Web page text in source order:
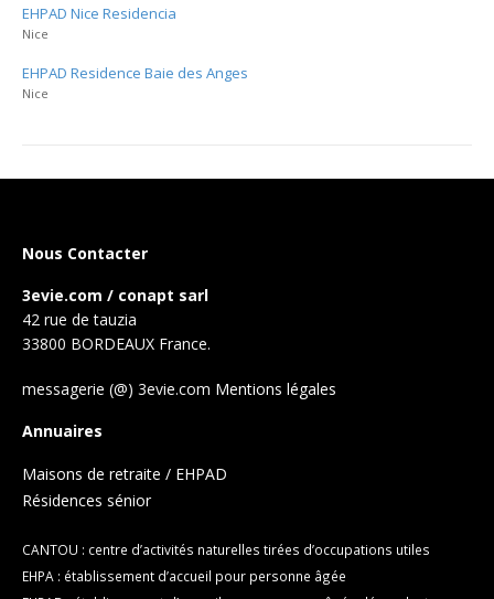
EHPAD Nice Residencia
Nice
EHPAD Residence Baie des Anges
Nice
Nous Contacter
3evie.com / conapt sarl
42 rue de tauzia
33800 BORDEAUX France.
messagerie (@) 3evie.com Mentions légales
Annuaires
Maisons de retraite / EHPAD
Résidences sénior
CANTOU : centre d’activités naturelles tirées d’occupations utiles
EHPA : établissement d’accueil pour personne âgée